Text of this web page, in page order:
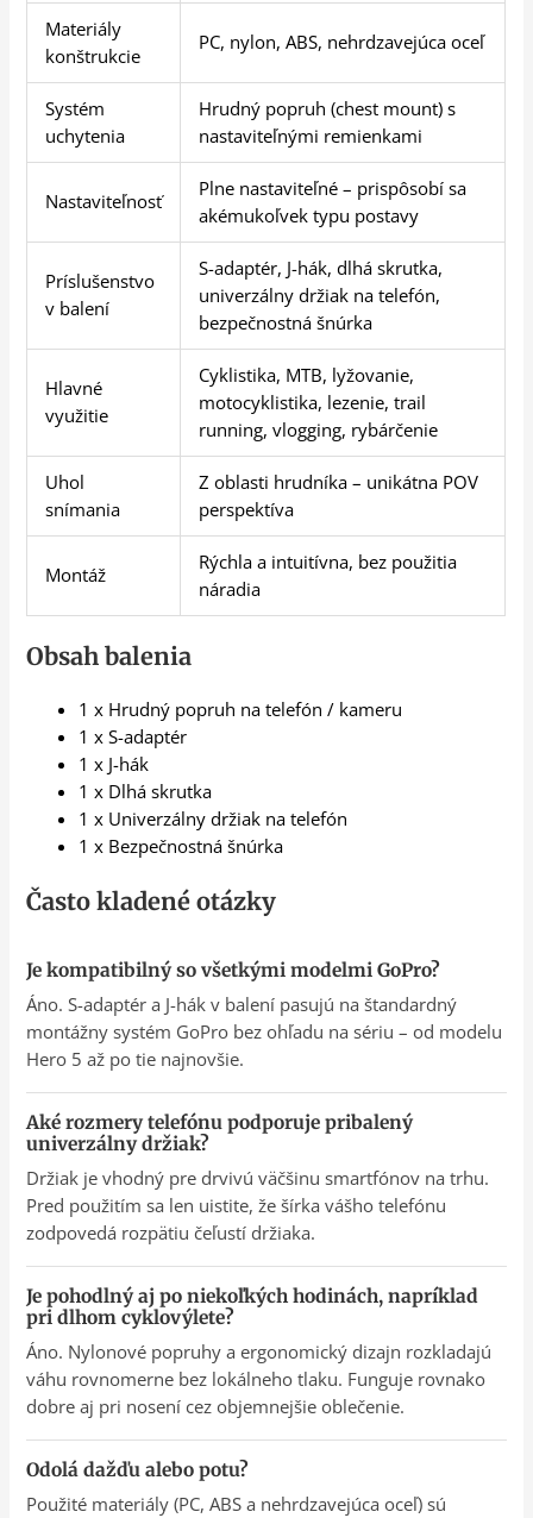
Materiály
konštrukcie
PC, nylon, ABS, nehrdzavejúca oceľ
Systém
uchytenia
Hrudný popruh (chest mount) s
nastaviteľnými remienkami
Nastaviteľnosť
Plne nastaviteľné – prispôsobí sa
akémukoľvek typu postavy
Príslušenstvo
v balení
S-adaptér, J-hák, dlhá skrutka,
univerzálny držiak na telefón,
bezpečnostná šnúrka
Hlavné
využitie
Cyklistika, MTB, lyžovanie,
motocyklistika, lezenie, trail
running, vlogging, rybárčenie
Uhol
snímania
Z oblasti hrudníka – unikátna POV
perspektíva
Montáž
Rýchla a intuitívna, bez použitia
náradia
Obsah balenia
1 x Hrudný popruh na telefón / kameru
1 x S-adaptér
1 x J-hák
1 x Dlhá skrutka
1 x Univerzálny držiak na telefón
1 x Bezpečnostná šnúrka
Často kladené otázky
Je kompatibilný so všetkými modelmi GoPro?
Áno. S-adaptér a J-hák v balení pasujú na štandardný
montážny systém GoPro bez ohľadu na sériu – od modelu
Hero 5 až po tie najnovšie.
Aké rozmery telefónu podporuje pribalený
univerzálny držiak?
Držiak je vhodný pre drvivú väčšinu smartfónov na trhu.
Pred použitím sa len uistite, že šírka vášho telefónu
zodpovedá rozpätiu čeľustí držiaka.
Je pohodlný aj po niekoľkých hodinách, napríklad
pri dlhom cyklovýlete?
Áno. Nylonové popruhy a ergonomický dizajn rozkladajú
váhu rovnomerne bez lokálneho tlaku. Funguje rovnako
dobre aj pri nosení cez objemnejšie oblečenie.
Odolá dažďu alebo potu?
Použité materiály (PC, ABS a nehrdzavejúca oceľ) sú